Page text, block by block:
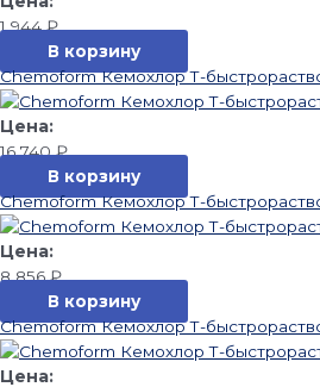
1 944₽
В корзину
Chemoform Кемохлор Т-
16 740₽
В корзину
Chemoform Кемохлор Т-
8 856₽
В корзину
Chemoform Кемохлор Т-